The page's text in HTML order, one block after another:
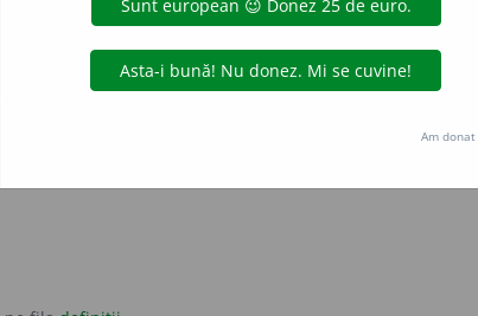
divină care determină în mod prestabilit și
inevitabil.
(care nu poate fi evitat). Am donat